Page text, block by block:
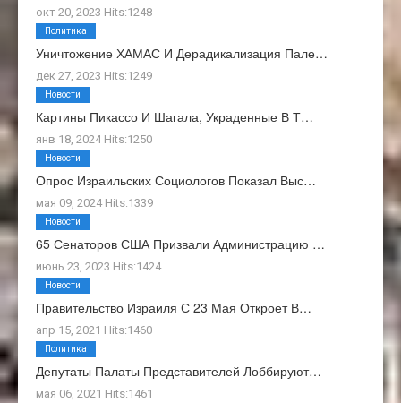
окт 20, 2023 Hits:1248
Уничтожение ХАМАС И Дерадикализация Пале…
дек 27, 2023 Hits:1249
Политика
Картины Пикассо И Шагала, Украденные В Т…
янв 18, 2024 Hits:1250
Новости
Опрос Израильских Социологов Показал Выс…
мая 09, 2024 Hits:1339
Новости
65 Сенаторов США Призвали Администрацию …
июнь 23, 2023 Hits:1424
Новости
Правительство Израиля С 23 Мая Откроет В…
апр 15, 2021 Hits:1460
Новости
Депутаты Палаты Представителей Лоббируют…
мая 06, 2021 Hits:1461
Политика